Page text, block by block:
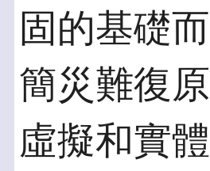
固的基礎
簡災難復
虛擬和實